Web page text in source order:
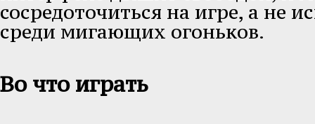
сосредоточиться на игре, а не
среди мигающих огоньков.
Во что играть